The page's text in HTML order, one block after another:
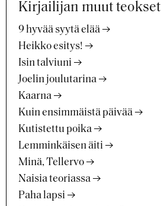
Kirjailijan muut teokset
9 hyvää syytä elää
Heikko esitys!
Isin talviuni
Joelin joulutarina
Kaarna
Kuin ensimmäistä päivää
Kutistettu poika
Lemminkäisen äiti
Minä, Tellervo
Naisia teoriassa
Paha lapsi